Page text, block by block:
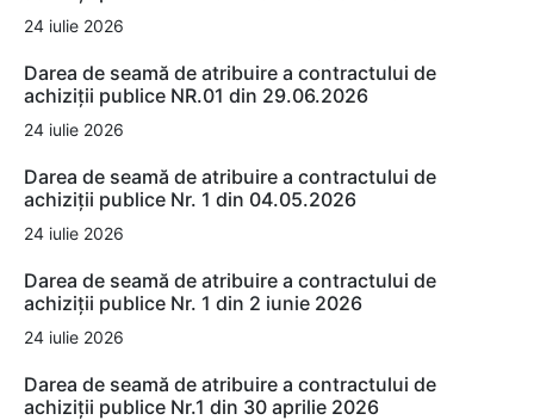
24 iulie 2026
Darea de seamă de atribuire a contractului de
achiziții publice NR.01 din 29.06.2026
24 iulie 2026
Darea de seamă de atribuire a contractului de
achiziții publice Nr. 1 din 04.05.2026
24 iulie 2026
Darea de seamă de atribuire a contractului de
achiziții publice Nr. 1 din 2 iunie 2026
24 iulie 2026
Darea de seamă de atribuire a contractului de
achiziții publice Nr.1 din 30 aprilie 2026